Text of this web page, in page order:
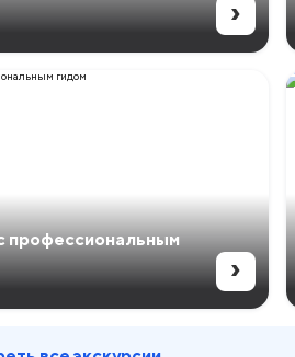
›
профессиональным
›